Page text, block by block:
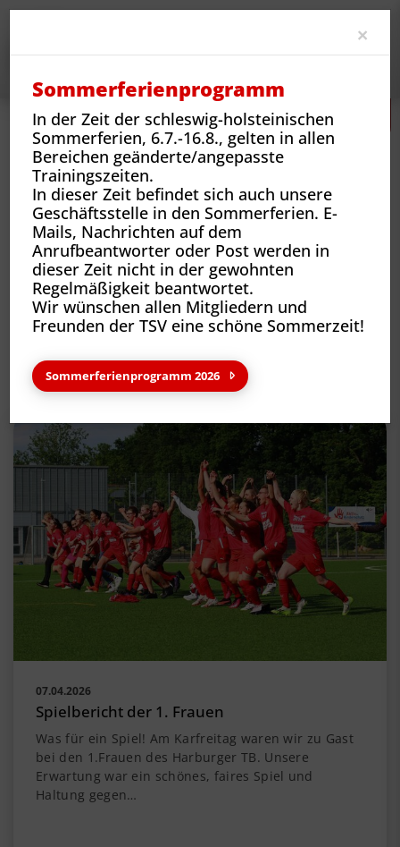
Sportarten Sportangebote und Abteilungen
Neuigkeiten & wichtige
Informationen
07.04.2026
Spielbericht der 1. Frauen
Was für ein Spiel! Am Karfreitag waren wir zu Gast
bei den 1.Frauen des Harburger TB. Unsere
Erwartung war ein schönes, faires Spiel und
Haltung gegen…
×
Sommerferienprogramm
In der Zeit der schleswig-holsteinischen
Sommerferien, 6.7.-16.8., gelten in allen
Bereichen geänderte/angepasste
Trainingszeiten.
In dieser Zeit befindet sich auch unsere
Geschäftsstelle in den Sommerferien. E-
Mails, Nachrichten auf dem
Anrufbeantworter oder Post werden in
dieser Zeit nicht in der gewohnten
Regelmäßigkeit beantwortet.
Wir wünschen allen Mitgliedern und
Freunden der TSV eine schöne Sommerzeit!
Sommerferienprogramm 2026